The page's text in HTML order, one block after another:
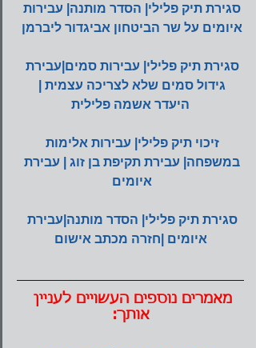
סגירת תיק פלילי| הסדר מותנה| עבירות
איומים על שר הביטחון אביגדור ליברמן
סגירת תיק פלילי| עבירות סמים|עבירת
גידול סמים שלא לצריכה עצמית |
היעדר אשמה פלילית
זיכוי תיק פלילי| עבירות אלימות
במשפחה| עבירת תקיפת בן זוג | עבירת
איומים
סגירת תיק פלילי| הסדר מותנה|עבירת
איומים |חזרה מכתב אישום
מאמרים נוספים העשויים לעניין
אותך: